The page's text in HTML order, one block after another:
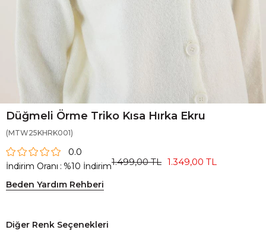
Düğmeli Örme Triko Kısa Hırka Ekru
(MTW25KHRK001)
0.0
İndirim Oranı : %10 İndirim1.499,00 TL 1.349,00 TL
Beden Yardım Rehberi
Diğer Renk Seçenekleri